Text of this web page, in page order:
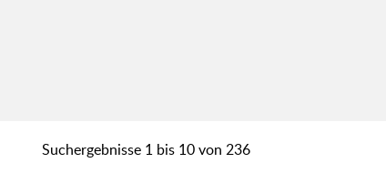
Suchergebnisse 1 bis 10 von 236